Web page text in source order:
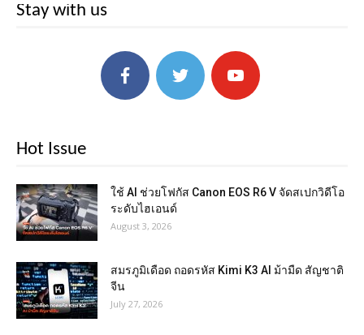
Stay with us
Hot Issue
ใช้ AI ช่วยโฟกัส Canon EOS R6 V จัดสเปกวิดีโอ
ระดับไฮเอนด์
August 3, 2026
สมรภูมิเดือด ถอดรหัส Kimi K3 AI ม้ามืด สัญชาติ
จีน
July 27, 2026